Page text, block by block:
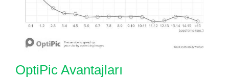
OptiPic Avantajları